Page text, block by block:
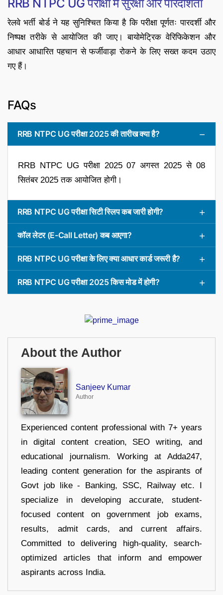
RRB NTPC UG परीक्षा में सुरक्षा और पारदर्शिता
रेलवे भर्ती बोर्ड ने यह सुनिश्चित किया है कि परीक्षा पूर्णतः पारदर्शी और
निष्पक्ष तरीके से आयोजित की जाए। बायोमेट्रिक वेरिफिकेशन और
आधार आधारित पहचान से फर्जीवाड़ा रोकने के लिए सख्त कदम उठाए
गए हैं।
FAQs
RRB NTPC UG परीक्षा 2025 की तारीख क्या है?
RRB NTPC UG परीक्षा 2025 07 अगस्त 2025 से 08
सितंबर 2025 तक आयोजित होगी।
RRB NTPC UG परीक्षा सिटी स्लिप कब जारी होगी?
कॉल लेटर (E-Call Letter) कब आएगा?
RRB NTPC UG परीक्षा के लिए क्या आधार कार्ड जरूरी है?
RRB NTPC UG परीक्षा 2025 किस मोड में होगी?
About the Author
Sanjeev Kumar
Author
Experienced content professional with 7+ years
in digital content creation, SEO writing, and
educational journalism. Working at Adda247,
leading content generation for the aspirants of
Govt job like - Banking, SSC, Railway etc. I
specialize in developing accurate, student-
focused content on government job exams,
results, admit cards, and current affairs.
Committed to delivering high-quality, search-
optimized articles that inform and empower
aspirants across India.